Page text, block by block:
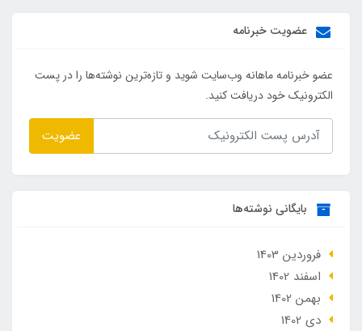
عضویت خبرنامه
عضو خبرنامه ماهانه وب‌سایت شوید و تازه‌ترین نوشته‌ها را در پست
الکترونیک خود دریافت کنید.
عضویت
بایگانی نوشته‌ها
فروردین 1403
اسفند 1402
بهمن 1402
دی 1402